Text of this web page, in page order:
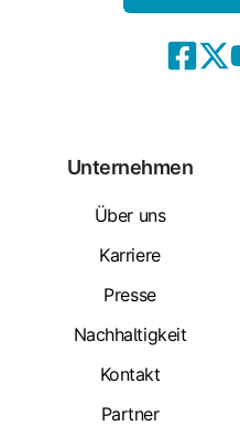
Unternehmen
Über uns
Karriere
Presse
Nachhaltigkeit
Kontakt
Partner